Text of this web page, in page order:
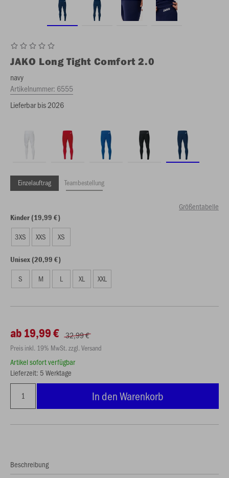
JAKO Long Tight Comfort 2.0
navy
Artikelnummer: 6555
Lieferbar bis 2026
Einzelauftrag Teambestellung
Größentabelle
Kinder (19,99 €)
3XS XXS XS
Unisex (20,99 €)
S M L XL XXL
ab 19,99 € 32,99 €
Preis inkl. 19% MwSt. zzgl. Versand
Artikel sofort verfügbar
Lieferzeit: 5 Werktage
In den Warenkorb
Beschreibung